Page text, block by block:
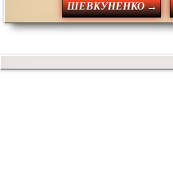
ШЕВКУНЕНКО →